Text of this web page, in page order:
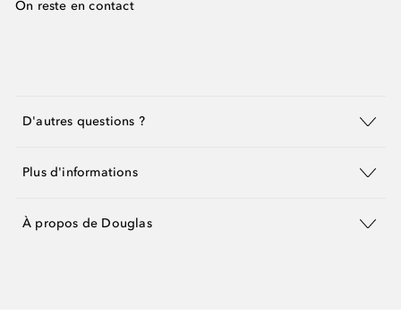
On reste en contact
D'autres questions ?
Plus d'informations
À propos de Douglas